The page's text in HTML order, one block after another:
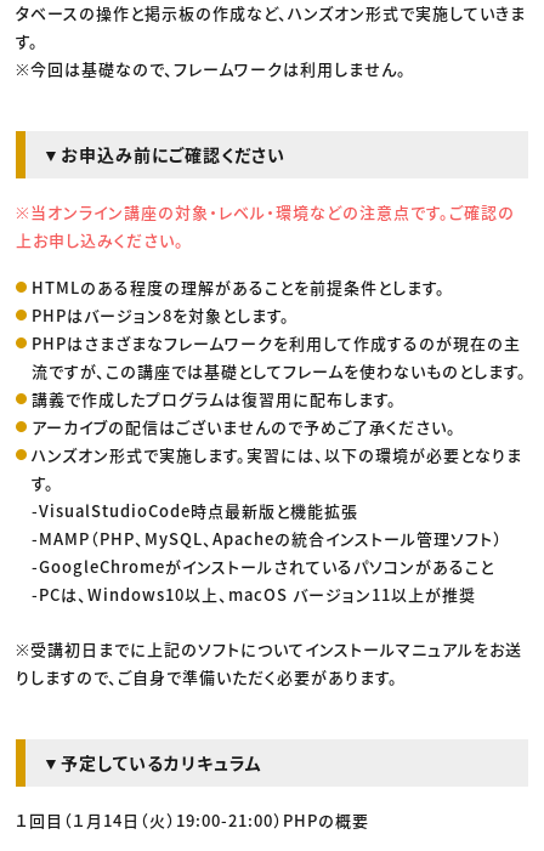
タベースの操作と掲示板の作成など、ハンズオン形式で実施していきま
す。
※今回は基礎なので、フレームワークは利用しません。
▼お申込み前にご確認ください
※当オンライン講座の対象・レベル・環境などの注意点です。ご確認の
上お申し込みください。
HTMLのある程度の理解があることを前提条件とします。
PHPはバージョン8を対象とします。
PHPはさまざまなフレームワークを利用して作成するのが現在の主
流ですが、この講座では基礎としてフレームを使わないものとします。
講義で作成したプログラムは復習用に配布します。
アーカイブの配信はございませんので予めご了承ください。
ハンズオン形式で実施します。実習には、以下の環境が必要となりま
す。
-VisualStudioCode時点最新版と機能拡張
-MAMP（PHP、MySQL、Apacheの統合インストール管理ソフト）
-GoogleChromeがインストールされているパソコンがあること
-PCは、Windows10以上、macOS バージョン11以上が推奨
※受講初日までに上記のソフトについてインストールマニュアルをお送
りしますので、ご自身で準備いただく必要があります。
▼予定しているカリキュラム
１回目（１月14日（火）19:00-21:00）PHPの概要